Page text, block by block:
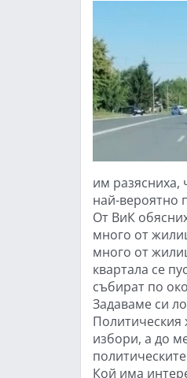
им разясниха,
най-вероятно
От ВиК
много от
много от
квартала се
събират по
Задаваме си
Политическия
избори, а до
Кой има